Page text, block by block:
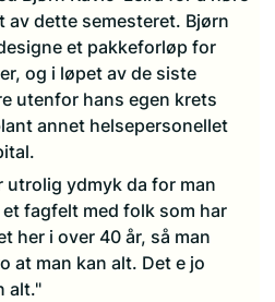
av dette semesteret. Bjørn
et pakkeforløp for
og i løpet av de siste
utenfor hans egen krets
annet helsepersonellet
utrolig ydmyk da for man
fagfelt med folk som har
her i over 40 år, så man
at man kan alt. Det e jo
alt."